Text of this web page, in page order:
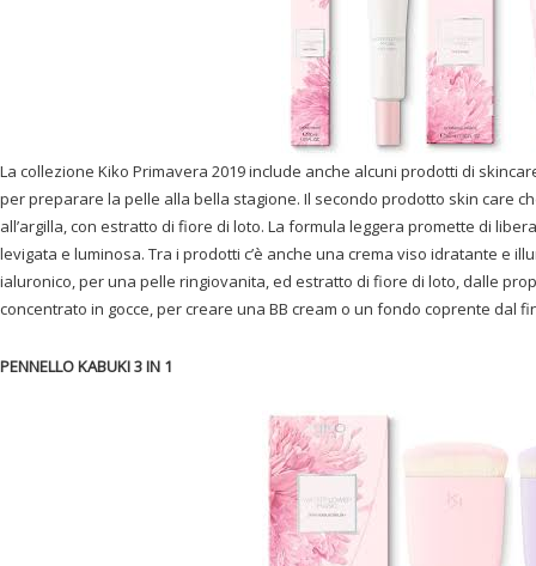
La collezione Kiko Primavera 2019 include anche alcuni prodotti di
per preparare la pelle alla bella stagione. Il secondo prodotto skin care
all’argilla, con estratto di fiore di loto. La formula leggera promette di
levigata e luminosa. Tra i prodotti c’è anche una crema viso idratante e
ialuronico, per una pelle ringiovanita, ed estratto di fiore di loto, dalle
concentrato in gocce, per creare una BB cream o un fondo coprente dal
PENNELLO KABUKI 3 IN 1